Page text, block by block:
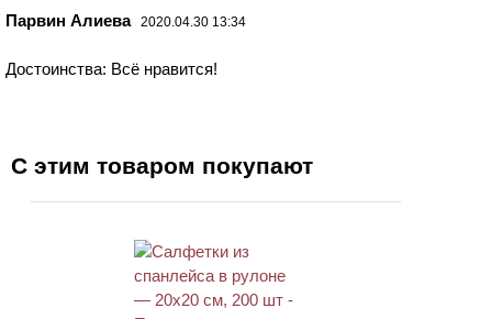
Парвин Алиева 2020.04.30 13:34
Достоинства: Всё нравится!
С этим товаром покупают